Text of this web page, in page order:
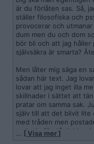
är du förlåten sas. Så,
ställer filosofiska och
provocerar och
dum men du och dom
bör bli och att jag håller
självsäkra är smarta?
Men låter mig säga en
sådan här text. Jag
lovar att jag inget illa
skillnader i sättet att
pratar om samma sak.
själv till att det blivit lite
med tråden men
verkade förstå det har
försökte förmedla.
… [ Visa mer ]